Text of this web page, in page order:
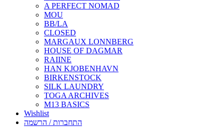
A PERFECT NOMAD
MOU
BB/LA
CLOSED
MARGAUX LONNBERG
HOUSE OF DAGMAR
RAIINE
HAN KJOBENHAVN
BIRKENSTOCK
SILK LAUNDRY
TOGA ARCHIVES
M13 BASICS
Wishlist
התחברות / הרשמה